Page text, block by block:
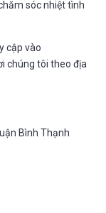
sóc nhiệt tình
cập vào
chúng tôi theo địa
Bình Thạnh